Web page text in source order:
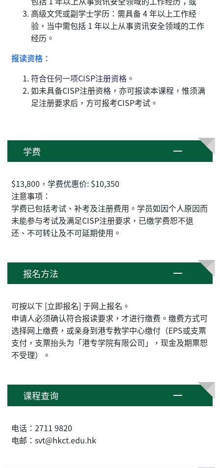
高级文凭或副学士学历：需具备 4 年以上工作经
验，当中需包括 1 年以上从事资讯安全领域的工作
经历。
报读资格：
符合任何一项CISP注册资格。
如未具备CISP注册资格，亦可报读本课程，惟须满
足注册要求后，方可报考CISP考试。
学费
$13,800，学费优惠价: $10,350
注意事项：
学费已包括考试、补考及注册费用。学员如因个人原因而
未能参与考试及满足CISP注册要求，已缴学费恕不退
还、不可转让及不可延期使用。
报名方法
可按以下 [立即报名] 于网上报名。
申请人必须确认符合报读要求，才进行缴费。缴费方式可
选择网上缴费，或亲身到港专教学中心缴付（EPS或支票
支付，支票抬头为「港专学院有限公司」，现金及期票恕
不受理）。
课程查询
电话：2711 9820
电邮：svt@hkct.edu.hk